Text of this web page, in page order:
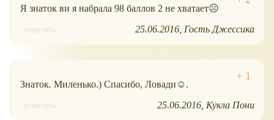
Я знаток ви я набрала 98 баллов 2 не хватает☹
ответить 25.06.2016 Гость Джессика
Знаток. Миленько.) Спасибо, Ловади☺.
ответить 25.06.2016 Кукла Пони